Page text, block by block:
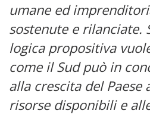
umane ed
sostenute e rilanciate.
logica propositiva
come il Sud può in
alla crescita del Paese
risorse disponibili e